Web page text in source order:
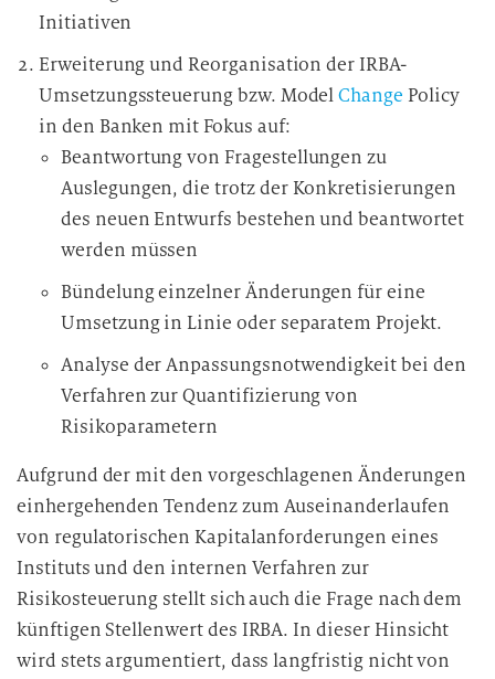
Initiativen
Erweiterung und Reorganisation der IRBA-
Umsetzungssteuerung bzw. ModelChange Policy
in den Banken mit Fokus auf:
Beantwortung von Fragestellungen zu
Auslegungen, die trotz der Konkretisierungen
des neuen Entwurfs bestehen und beantwortet
werden müssen
Bündelung einzelner Änderungen für eine
Umsetzung in Linie oder separatem Projekt.
Analyse der Anpassungsnotwendigkeit bei den
Verfahren zur Quantifizierung von
Risikoparametern
Aufgrund der mit den vorgeschlagenen Änderungen
einhergehenden Tendenz zum Auseinanderlaufen
von regulatorischen Kapitalanforderungen eines
Instituts und den internen Verfahren zur
Risikosteuerung stellt sich auch die Frage nach dem
künftigen Stellenwert des IRBA. In dieser Hinsicht
wird stets argumentiert, dass langfristig nicht von